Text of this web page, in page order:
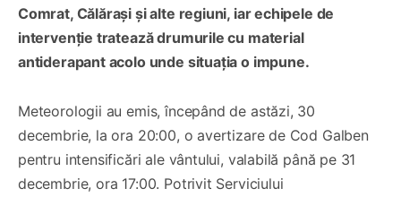
Comrat, Călărași și alte regiuni, iar echipele de
intervenție tratează drumurile cu material
antiderapant acolo unde situația o impune.
Meteorologii au emis, începând de astăzi, 30
decembrie, la ora 20:00, o avertizare de Cod Galben
pentru intensificări ale vântului, valabilă până pe 31
decembrie, ora 17:00. Potrivit Serviciului